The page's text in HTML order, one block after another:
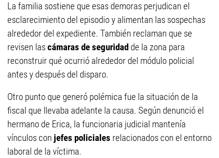
La familia sostiene que esas demoras perjudican el
esclarecimiento del episodio y alimentan las sospechas
alrededor del expediente. También reclaman que se
revisen lascámaras de seguridad de la zona para
reconstruir qué ocurrió alrededor del módulo policial
antes y después del disparo.
Otro punto que generó polémica fue la situación de la
fiscal que llevaba adelante la causa. Según denunció el
hermano de Erica, la funcionaria judicial mantenía
vínculos con jefes policiales relacionados con el entorno
laboral de la víctima.